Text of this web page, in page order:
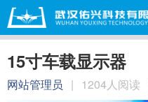
15寸车载显示器
网站管理员 | 1204人阅读